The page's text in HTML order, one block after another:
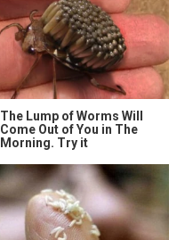
The Lump of Worms Will
Come Out of You in The
Morning. Try it